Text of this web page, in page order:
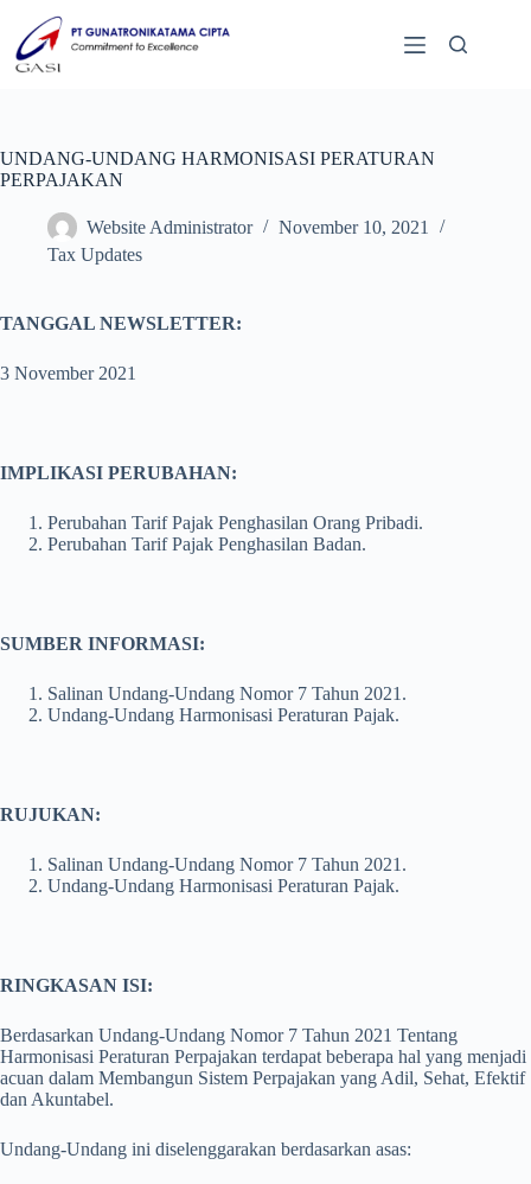
UNDANG-UNDANG HARMONISASI PERATURAN
PERPAJAKAN
Website Administrator
November 10, 2021
Tax Updates
TANGGAL NEWSLETTER:
3 November 2021
IMPLIKASI PERUBAHAN:
Perubahan Tarif Pajak Penghasilan Orang Pribadi.
Perubahan Tarif Pajak Penghasilan Badan.
SUMBER INFORMASI:
Salinan Undang-Undang Nomor 7 Tahun 2021.
Undang-Undang Harmonisasi Peraturan Pajak.
RUJUKAN:
Salinan Undang-Undang Nomor 7 Tahun 2021.
Undang-Undang Harmonisasi Peraturan Pajak.
RINGKASAN ISI:
Berdasarkan Undang-Undang Nomor 7 Tahun 2021 Tentang
Harmonisasi Peraturan Perpajakan terdapat beberapa hal yang menjadi
acuan dalam Membangun Sistem Perpajakan yang Adil, Sehat, Efektif
dan Akuntabel.
Undang-Undang ini diselenggarakan berdasarkan asas: